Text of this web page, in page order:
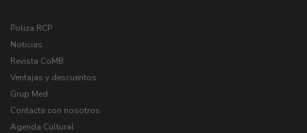
Poliza RCP
Noticias
Revista CoMB
Ventajas y descuentos
Grup Med
Contacta con nosotros
Agenda Cultural